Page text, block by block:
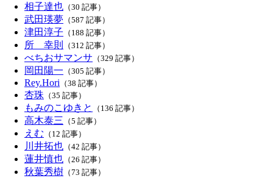
相子達也 （30 記事）
武田瑛夢 （587 記事）
津田淳子 （188 記事）
所 幸則 （312 記事）
べちおサマンサ （329 記事）
岡田陽一 （305 記事）
Rey.Hori （38 記事）
杏珠 （35 記事）
もみのこゆきと （136 記事）
高木泰三 （5 記事）
えむ （12 記事）
川井拓也 （42 記事）
蓮井慎也 （26 記事）
秋葉秀樹 （73 記事）